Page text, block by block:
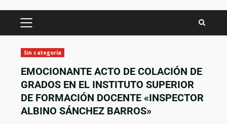
Sin categoría
EMOCIONANTE ACTO DE COLACIÓN DE
GRADOS EN EL INSTITUTO SUPERIOR
DE FORMACIÓN DOCENTE «INSPECTOR
ALBINO SÁNCHEZ BARROS»